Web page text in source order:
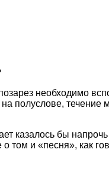
необходимо
полуслове, течение
казалось бы
том и «песня», как